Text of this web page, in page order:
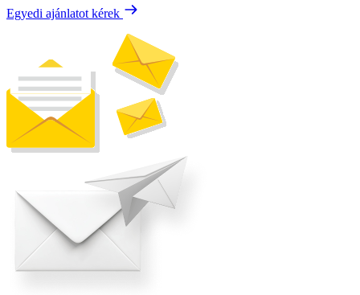
Egyedi ajánlatot kérek